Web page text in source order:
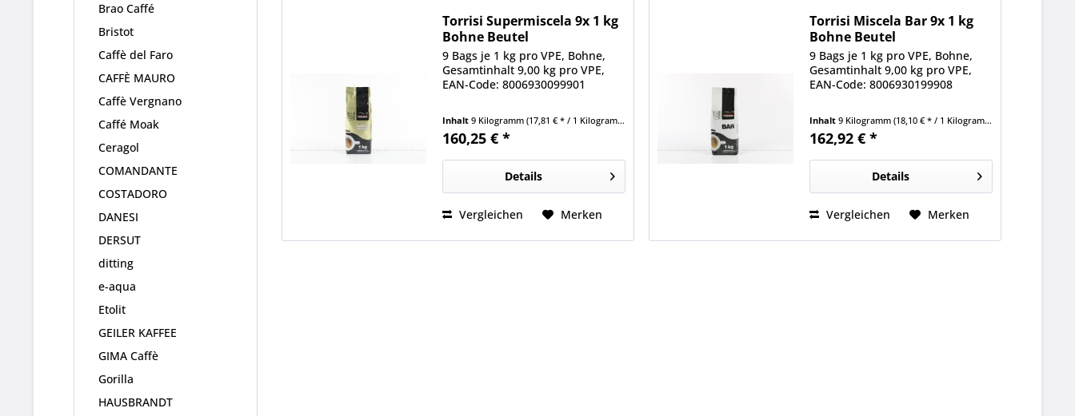
Brao Caffé
Bristot
Caffè del Faro
CAFFÈ MAURO
Caffè Vergnano
Caffé Moak
Ceragol
COMANDANTE
COSTADORO
DANESI
DERSUT
ditting
e-aqua
Etolit
GEILER KAFFEE
GIMA Caffè
Gorilla
HAUSBRANDT
Torrisi Supermiscela 9x 1 kg
Bohne Beutel
9 Bags je 1 kg pro VPE, Bohne,
Gesamtinhalt 9,00 kg pro VPE,
EAN-Code: 8006930099901
Inhalt9 Kilogramm(17,81 € * / 1 Kilogramm)
160,25 € *
Details
Vergleichen Merken
Torrisi Miscela Bar 9x 1 kg
Bohne Beutel
9 Bags je 1 kg pro VPE, Bohne,
Gesamtinhalt 9,00 kg pro VPE,
EAN-Code: 8006930199908
Inhalt9 Kilogramm(18,10 € * / 1 Kilogramm)
162,92 € *
Details
Vergleichen Merken